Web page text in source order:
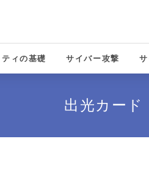
ィの基礎 サイバー攻撃
出光カード